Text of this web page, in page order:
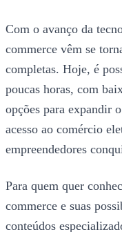
Com o avanço da
commerce vêm se
completas. Hoje, é
poucas horas, com
opções para expandir
acesso ao comércio
empreendedores
Para quem quer
commerce e suas
conteúdos